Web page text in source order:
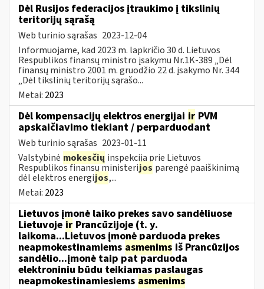
Dėl Rusijos federacijos įtraukimo į tikslinių
teritorijų sąrašą
Web turinio sąrašas 2023-12-04
Informuojame, kad 2023 m. lapkričio 30 d. Lietuvos
Respublikos finansų ministro įsakymu Nr.1K-389 „Dėl
finansų ministro 2001 m. gruodžio 22 d. įsakymo Nr. 344
„Dėl tikslinių teritorijų sąrašo...
Metai: 2023
Dėl kompensacijų elektros energijai ir PVM
apskaičiavimo tiekiant / perparduodant
Web turinio sąrašas 2023-01-11
Valstybinė mokesčių inspekcija prie Lietuvos
Respublikos finansų ministerijos parengė paaiškinimą
dėl elektros energijos,...
Metai: 2023
Lietuvos įmonė laiko prekes savo sandėliuose
Lietuvoje ir Prancūzijoje (t. y.
laikoma...Lietuvos įmonė parduoda prekes
neapmokestinamiems asmenims iš Prancūzijos
sandėlio...įmonė taip pat parduoda
elektroniniu būdu teikiamas paslaugas
neapmokestinamiesiems asmenims